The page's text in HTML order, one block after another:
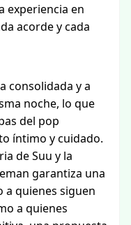
experiencia en
acorde y cada
consolidada y a
noche, lo que
del pop
íntimo y cuidado.
de Suu y la
garantiza una
quienes siguen
a quienes